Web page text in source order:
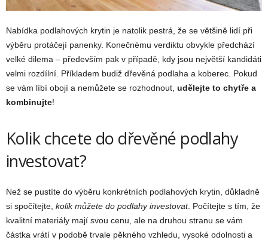
Nabídka podlahových krytin je natolik pestrá, že se většině lidí při
výběru protáčejí panenky. Konečnému verdiktu obvykle předchází
velké dilema – především pak v případě, kdy jsou největší kandidáti
velmi rozdílní. Příkladem budiž dřevěná podlaha a koberec. Pokud
se vám líbí obojí a nemůžete se rozhodnout, udělejte to chytře a
kombinujte!
Kolik chcete do dřevěné podlahy
investovat?
Než se pustíte do výběru konkrétních podlahových krytin, důkladně
si spočítejte, kolik můžete do podlahy investovat. Počítejte s tím, že
kvalitní materiály mají svou cenu, ale na druhou stranu se vám
částka vrátí v podobě trvale pěkného vzhledu, vysoké odolnosti a